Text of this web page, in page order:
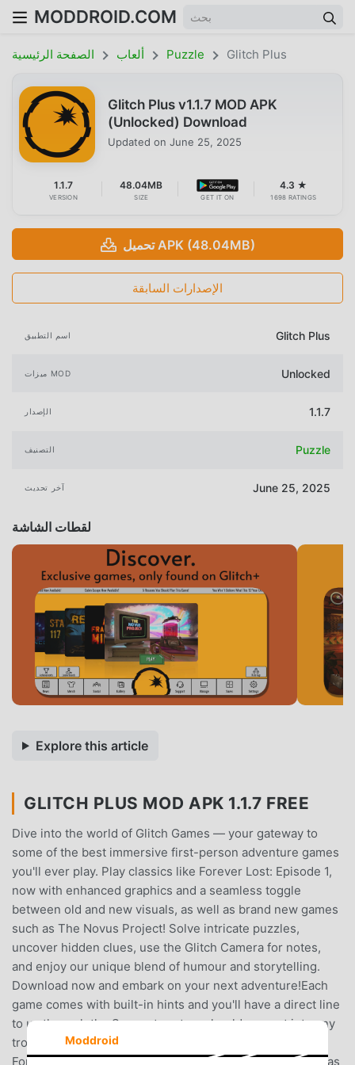
MODDROID.COM
الصفحة الرئيسية ألعاب Puzzle Glitch Plus
Glitch Plus v1.1.7 MOD APK
(Unlocked) Download
Updated on June 25, 2025
1.1.7
VERSION
48.04MB
SIZE GET IT ON
4.3 ★
1698 RATINGS
تحميل APK (48.04MB)
الإصدارات السابقة
اسم التطبيق Glitch Plus
ميزات MOD Unlocked
الإصدار 1.1.7
التصنيف Puzzle
آخر تحديث June 25, 2025
لقطات الشاشة
Explore this article
GLITCH PLUS MOD APK 1.1.7 FREE
Dive into the world of Glitch Games — your gateway to
some of the best immersive first-person adventure games
you'll ever play. Play classics like Forever Lost: Episode 1,
now with enhanced graphics and a seamless toggle
between old and new visuals, as well as brand new games
such as The Novus Project! Solve intricate puzzles,
uncover hidden clues, use the Glitch Camera for notes,
and enjoy our unique blend of humour and storytelling.
Download now and embark on your next adventure!Each
game comes with built-in hints and you'll have a direct line
to us through the Support system should you get into any
trouble.Current games include remastered versions of
Forever Lost: Episode 1 and Cabin Escape: Alice's Story, as
Moddroid